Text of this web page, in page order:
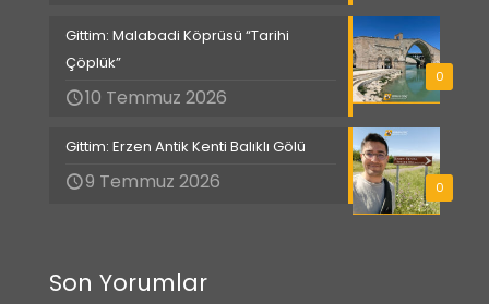
0
Gittim: Malabadi Köprüsü “Tarihi
Çöplük”
10 Temmuz 2026
0
Gittim: Erzen Antik Kenti Balıklı Gölü
9 Temmuz 2026
Son Yorumlar